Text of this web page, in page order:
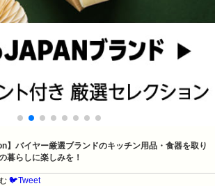
バイヤー厳選ブランドのキッチン用品・食器を取り
暮らしに楽しみを！
🐦Tweet